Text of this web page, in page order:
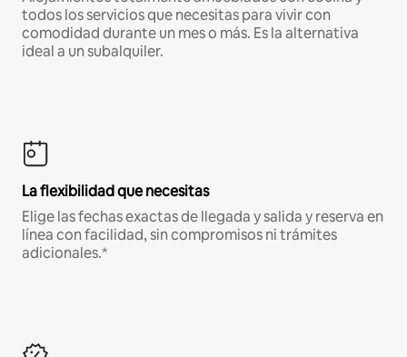
todos los servicios que necesitas para vivir con
comodidad durante un mes o más. Es la alternativa
ideal a un subalquiler.
La flexibilidad que necesitas
Elige las fechas exactas de llegada y salida y reserva en
línea con facilidad, sin compromisos ni trámites
adicionales.*